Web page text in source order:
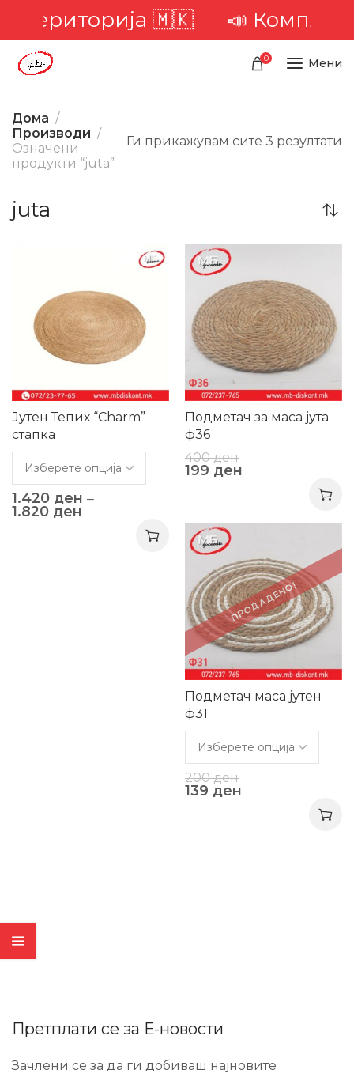
територија 🇲🇰 📣
0 Мени
Дома
Производи
Означени
продукти “juta”
Ги прикажувам сите 3 резултати
juta
Јутен Тепих “Charm”
стапка
1.420 ден –
1.820 ден
-50%
Подметач за маса јута
ф36
400ден
199 ден
ПРОДАДЕНО!
-31%
Подметач маса јутен
ф31
200ден
139 ден
Претплати се за Е-новости
Зачлени се за да ги добиваш најновите